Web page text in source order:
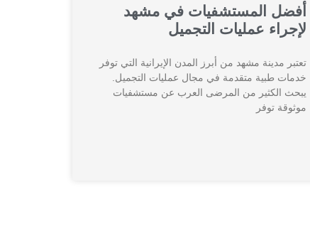
أفضل المستشفيات في مشهد
لإجراء عمليات التجميل
تعتبر مدينة مشهد من أبرز المدن الإيرانية التي توفر
خدمات طبية متقدمة في مجال عمليات التجميل.
يبحث الكثير من المرضى العرب عن مستشفيات
موثوقة توفر